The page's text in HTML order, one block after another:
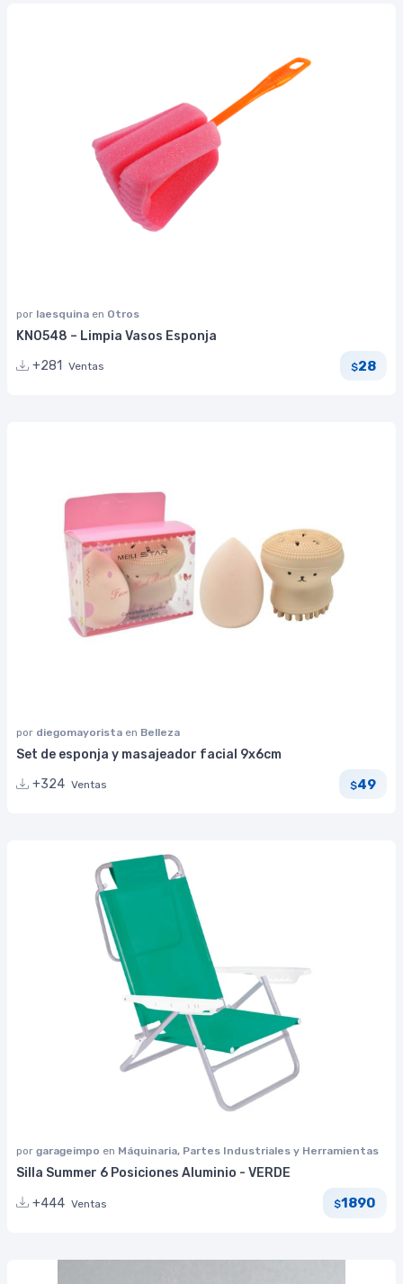
por laesquina en Otros
KN0548 – Limpia Vasos Esponja
+281
Ventas $28
por diegomayorista en Belleza
Set de esponja y masajeador facial 9x6cm
+324 Ventas $49
por garageimpo en Máquinaria, Partes Industriales y Herramientas
Silla Summer 6 Posiciones Aluminio - VERDE
+444 Ventas $1890